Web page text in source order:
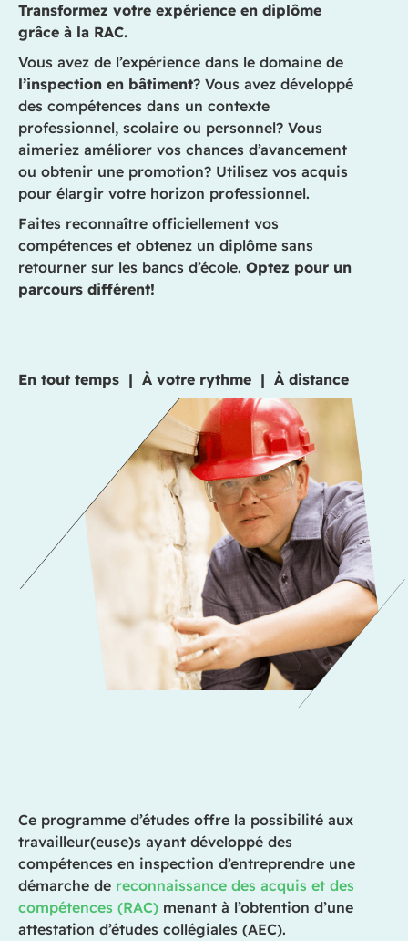
Transformez votre expérience en diplôme
grâce à la RAC.
Vous avez de l’expérience dans le domaine de
l’inspection en bâtiment? Vous avez développé
des compétences dans un contexte
professionnel, scolaire ou personnel? Vous
aimeriez améliorer vos chances d’avancement
ou obtenir une promotion? Utilisez vos acquis
pour élargir votre horizon professionnel.
Faites reconnaître officiellement vos
compétences et obtenez un diplôme sans
retourner sur les bancs d’école. Optez pour un
parcours différent!
En tout temps | À votre rythme | À distance
Ce programme d’études offre la possibilité aux
travailleur(euse)s ayant développé des
compétences en inspection d’entreprendre une
démarche de reconnaissance des acquis et des
compétences (RAC) menant à l’obtention d’une
attestation d’études collégiales (AEC).